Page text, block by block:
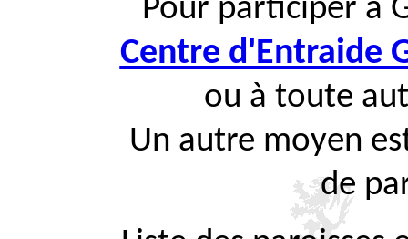
Pour participer à
Centre d'Entraide
ou à toute
Un autre moyen
de